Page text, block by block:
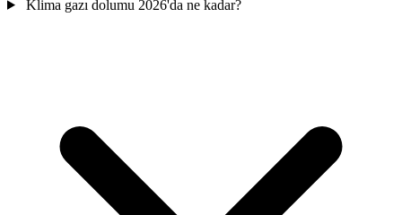
Klima gazı dolumu 2026'da ne kadar?